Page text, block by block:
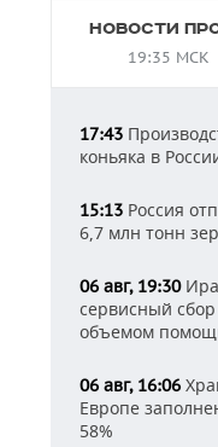
НОВОСТИ
19:35 МСК
17:43
коньяка в
15:13 Россия
6,7 млн тонн
06 авг, 19:30
сервисный
объемом
06 авг, 16:06
Европе
58%